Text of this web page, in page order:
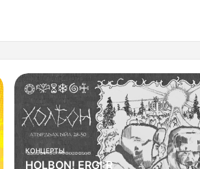
КОНЦЕРТЫ
HOLBON! ERGI:R